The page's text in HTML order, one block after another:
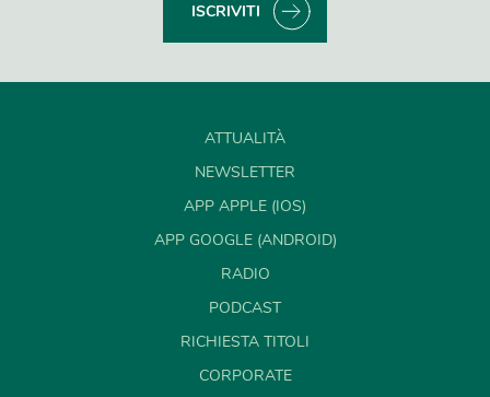
ISCRIVITI
ATTUALITÀ
NEWSLETTER
APP APPLE (IOS)
APP GOOGLE (ANDROID)
RADIO
PODCAST
RICHIESTA TITOLI
CORPORATE